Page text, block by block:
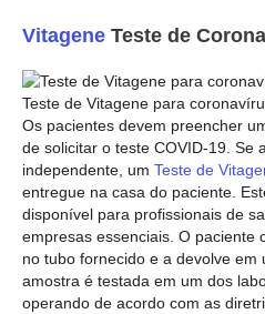
Vitagene Teste de
Teste de Vitagene para
Os pacientes devem preencher
de solicitar o teste COVID-19. Se
independente, um Teste de
entregue na casa do paciente.
disponível para profissionais de
empresas essenciais. O paciente
no tubo fornecido e a devolve em
amostra é testada em um dos
operando de acordo com as